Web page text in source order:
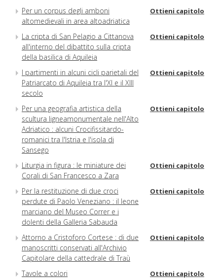
Per un corpus degli amboni
altomedievali in area altoadriatica
Ottieni capitolo
La cripta di San Pelagio a Cittanova
all'interno del dibattito sulla cripta
della basilica di Aquileia
Ottieni capitolo
I partimenti in alcuni cicli parietali del
Patriarcato di Aquileia tra l'XI e il XIII
secolo
Ottieni capitolo
Per una geografia artistica della
scultura ligneamonumentale nell'Alto
Adriatico : alcuni Crocifissitardo-
romanici tra l'Istria e l'isola di
Sansego
Ottieni capitolo
Liturgia in figura : le miniature dei
Corali di San Francesco a Zara
Ottieni capitolo
Per la restituzione di due croci
perdute di Paolo Veneziano : il leone
marciano del Museo Correr e i
dolenti della Galleria Sabauda
Ottieni capitolo
Attorno a Cristoforo Cortese : di due
manoscritti conservati all'Archivio
Capitolare della cattedrale di Traù
Ottieni capitolo
Tavole a colori Ottieni capitolo